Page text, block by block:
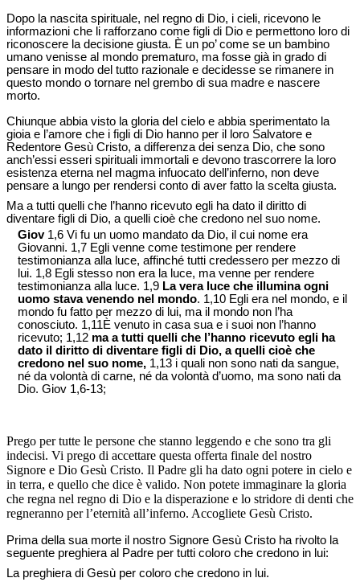
Dopo la nascita spirituale, nel regno di Dio, i cieli, ricevono le
informazioni che li rafforzano come figli di Dio e permettono loro di
riconoscere la decisione giusta. È un po’ come se un bambino
umano venisse al mondo prematuro, ma fosse già in grado di
pensare in modo del tutto razionale e decidesse se rimanere in
questo mondo o tornare nel grembo di sua madre e nascere
morto.
Chiunque abbia visto la gloria del cielo e abbia sperimentato la
gioia e l’amore che i figli di Dio hanno per il loro Salvatore e
Redentore Gesù Cristo, a differenza dei senza Dio, che sono
anch’essi esseri spirituali immortali e devono trascorrere la loro
esistenza eterna nel magma infuocato dell’inferno, non deve
pensare a lungo per rendersi conto di aver fatto la scelta giusta.
Ma a tutti quelli che l’hanno ricevuto egli ha dato il diritto di
diventare figli di Dio, a quelli cioè che credono nel suo nome.
Giov1,6 Vi fu un uomo mandato da Dio, il cui nome era
Giovanni. 1,7 Egli venne come testimone per rendere
testimonianza alla luce, affinché tutti credessero per mezzo di
lui. 1,8 Egli stesso non era la luce, ma venne per rendere
testimonianza alla luce. 1,9 La vera luce che illumina ogni
uomo stava venendo nel mondo. 1,10 Egli era nel mondo, e il
mondo fu fatto per mezzo di lui, ma il mondo non l’ha
conosciuto. 1,11È venuto in casa sua e i suoi non l’hanno
ricevuto; 1,12 ma a tutti quelli che l’hanno ricevuto egli ha
dato il diritto di diventare figli di Dio, a quelli cioè che
credono nel suo nome, 1,13 i quali non sono nati da sangue,
né da volontà di carne, né da volontà d’uomo, ma sono nati da
Dio. Giov 1,6-13;
Prego per tutte le persone che stanno leggendo e che sono tra gli
indecisi. Vi prego di accettare questa offerta finale del nostro
Signore e Dio Gesù Cristo. Il Padre gli ha dato ogni potere in cielo e
in terra, e quello che dice è valido. Non potete immaginare la gloria
che regna nel regno di Dio e la disperazione e lo stridore di denti che
regneranno per l’eternità all’inferno. Accogliete Gesù Cristo.
Prima della sua morte il nostro Signore Gesù Cristo ha rivolto la
seguente preghiera al Padre per tutti coloro che credono in lui:
La preghiera di Gesù per coloro che credono in lui.